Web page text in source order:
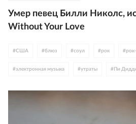
Умер певец Билли Николс,
Without Your Love
#США #блюз #соул #рок #
#электронная музыка #утраты # Пи